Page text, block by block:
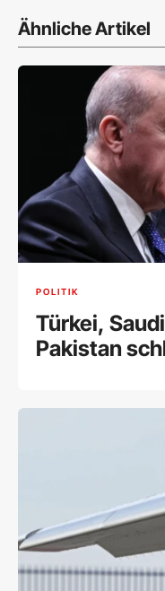
Ähnliche Artikel
POLITIK
Türkei,
Pakistan